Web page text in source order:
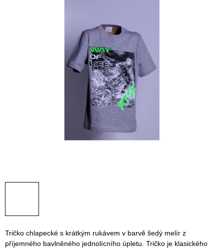
Tričko chlapecké s krátkým rukávem v barvě šedý melír z
příjemného bavlněného jednolícního úpletu. Tričko je klasického